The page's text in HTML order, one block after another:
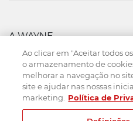
A WAYNE
PRODUTOS
FORÇA DE VENDAS
ASSISTÊNCIA TÉCNICA
DOWNLOADS
CONTATO
Ao clicar em "Aceitar todos
o armazenamento de
melhorar a navegação no
site e ajudar nas nossas
marketing.
Política de